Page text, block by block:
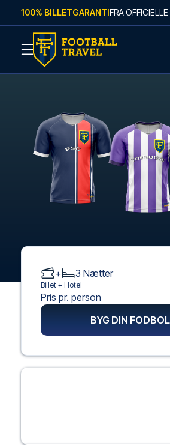
Skip to content
100% BILLETGARANTIFRA
+ 3 Nætter
Billet + Hotel
Pris pr. person
BYG DIN